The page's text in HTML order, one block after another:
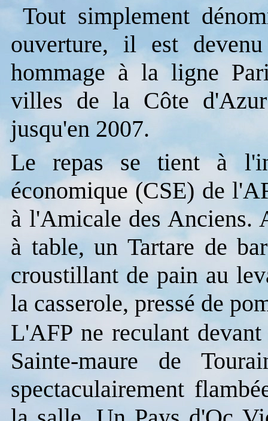
Tout simplement
ouverture, il est
hommage à la ligne
villes de la Côte
jusqu'en 2007.
Le repas se tient à
économique (CSE) de
à l'Amicale des Anciens.
à table, un Tartare de
croustillant de pain au
la casserole, pressé de
L'AFP ne reculant
Sainte-maure de
spectaculairement